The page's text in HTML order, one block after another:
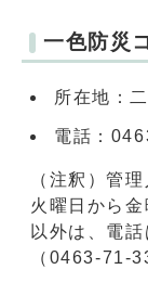
一色防災
所在地：
電話：
（注釈）管
火曜日から
以外は、電
（0463-71-